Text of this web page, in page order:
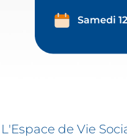
Samedi
L'Espace de Vie